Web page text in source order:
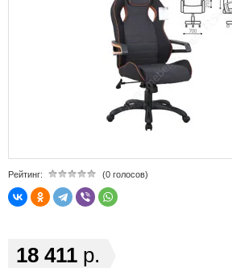
Рейтинг: (0 голосов)
18 411 р.